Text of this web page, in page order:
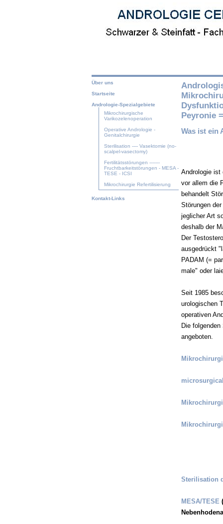
Über uns
Startseite
Andrologie-Spezialgebiete
Mikrochirurgische
Varikozelenoperation
Operative Andrologie -
Genitalchirurgie
Sterilisation ---- Vasektomie (no-
scalpel-vasectomy)
Fertilitätsstörungen -------
Fruchtbarkeitstörungen - MESA -
TESE - ICSI
Mikrochirurgie Refertilisierung
Kontakt-Links
Peyronie
Was ist ein
Andrologie ist
vor allem die
behandelt
Störungen
jeglicher Art
deshalb der
Der
ausgedrückt
PADAM (=
male" oder
Seit 1985
urologischen
operativen
Die folgenden
angeboten.
Sterilisation
MESA/TESE